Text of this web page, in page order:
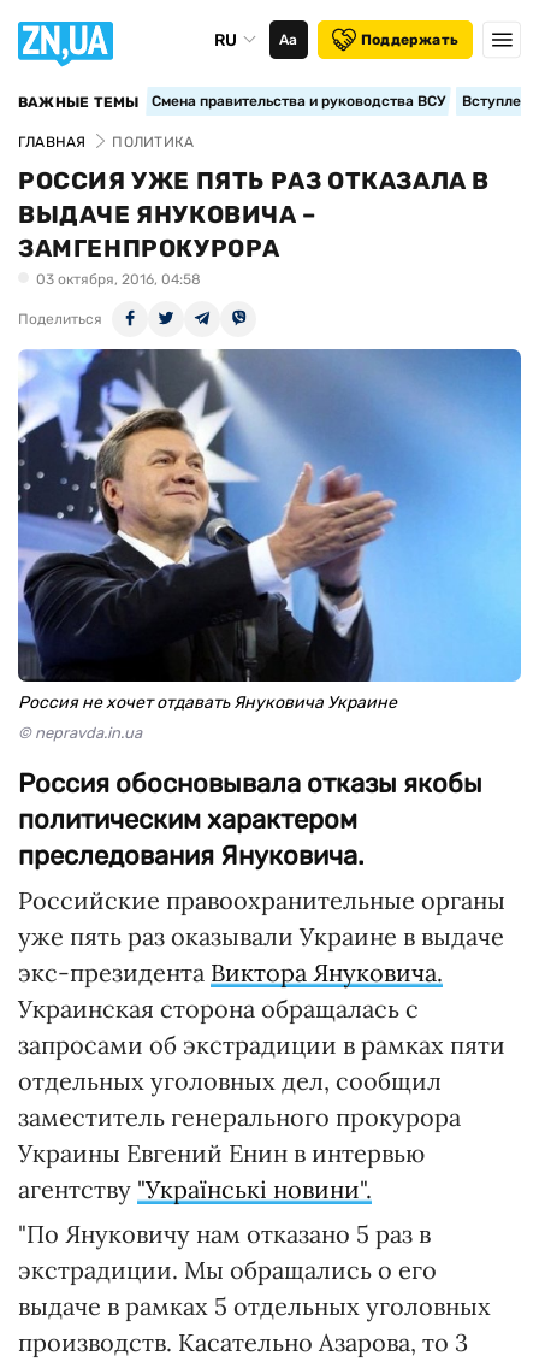
RU Аа Поддержать
ВАЖНЫЕ ТЕМЫ Смена правительства и руководства ВСУ
ГЛАВНАЯ ПОЛИТИКА
РОССИЯ УЖЕ ПЯТЬ РАЗ ОТКАЗАЛА В
ВЫДАЧЕ ЯНУКОВИЧА –
ЗАМГЕНПРОКУРОРА
03 октября, 2016, 04:58
Поделиться
Россия не хочет отдавать Януковича Украине
© nepravda.in.ua
Россия обосновывала отказы якобы
политическим характером
преследования Януковича.
Российские правоохранительные органы
уже пять раз оказывали Украине в выдаче
экс-президента Виктора Януковича.
Украинская сторона обращалась с
запросами об экстрадиции в рамках пяти
отдельных уголовных дел, сообщил
заместитель генерального прокурора
Украины Евгений Енин в интервью
агентству "Українські новини".
"По Януковичу нам отказано 5 раз в
экстрадиции. Мы обращались о его
выдаче в рамках 5 отдельных уголовных
производств. Касательно Азарова, то 3